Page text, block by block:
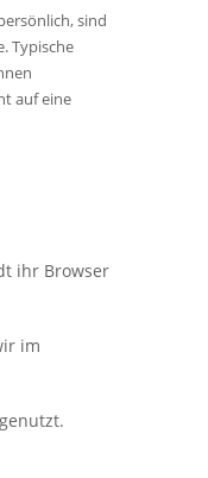
sind
Typische
auf eine
ihr Browser
im